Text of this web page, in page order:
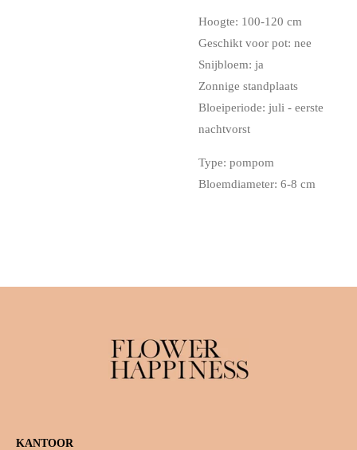
Hoogte: 100-120 cm
Geschikt voor pot: nee
Snijbloem: ja
Zonnige standplaats
Bloeiperiode: juli - eerste
nachtvorst
Type: pompom
Bloemdiameter: 6-8 cm
KANTOOR